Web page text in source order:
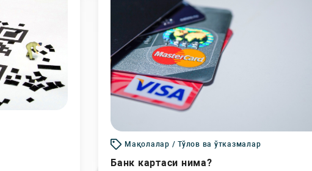
Мақолалар / Тўлов ва ўтказмалар
Банк картаси нима?